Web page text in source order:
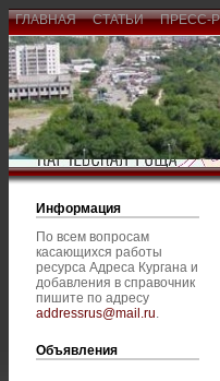
ГЛАВНАЯ СТАТЬИ ПРЕСС-
Информация
По всем вопросам
касающихся работы
ресурса Адреса Кургана и
добавления в справочник
пишите по адресу
addressrus@mail.ru.
Объявления